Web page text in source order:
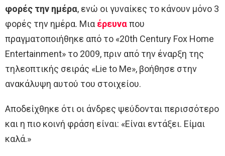
φορές την ημέρα, ενώ οι γυναίκες το κάνουν μόνο 3
φορές την ημέρα. Μια έρευναπου
πραγματοποιήθηκε από το «20th Century Fox Home
Entertainment» το 2009, πριν από την έναρξη της
τηλεοπτικής σειράς «Lie to Me», βοήθησε στην
ανακάλυψη αυτού του στοιχείου.
Αποδείχθηκε ότι οι άνδρες ψεύδονται περισσότερο
και η πιο κοινή φράση είναι: «Είναι εντάξει. Είμαι
καλά.»